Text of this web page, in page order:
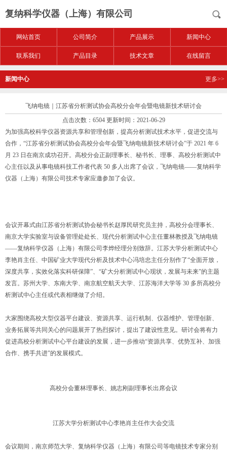
复纳科学仪器（上海）有限公司
网站首页 公司简介 产品展示 新闻中心
联系我们 产品目录 技术文章 在线留言
新闻中心 更多>>
飞纳电镜｜江苏省分析测试协会高校分会年会暨电镜新技术研讨会
点击次数：6504 更新时间：2021-06-29
为加强高校科学仪器资源共享和管理创新，提高分析测试技术水平，促进交流与
合作，“江苏省分析测试协会高校分会年会暨飞纳电镜新技术研讨会”于 2021 年 6
月 23 日在南京成功召开。高校分会正副理事长、秘书长、理事、高校分析测试中
心主任以及从事电镜科技工作者代表 50 多人出席了会议，飞纳电镜——复纳科学
仪器（上海）有限公司技术专家应邀参加了会议。
会议开幕式由江苏省分析测试协会秘书长赵厚民研究员主持，高校分会理事长、
南京大学实验室与设备管理处处长、现代分析测试中心主任董林教授及飞纳电镜
——复纳科学仪器（上海）有限公司李烨经理分别致辞。江苏大学分析测试中心
李艳肖主任、中国矿业大学现代分析及技术中心冯培忠主任分别作了“全面开放，
深度共享，实效化落实科研保障”、“矿大分析测试中心现状，发展与未来”的主题
发言。苏州大学、东南大学、南京航空航天大学、江苏海洋大学等 30 多所高校分
析测试中心主任或代表相继做了介绍。
大家围绕高校大型仪器平台建设、资源共享、运行机制、仪器维护、管理创新、
业务拓展等共同关心的问题展开了热烈探讨，提出了建设性意见。研讨会将有力
促进高校分析测试中心平台建设的发展，进一步推动“资源共享、优势互补、加强
合作、携手共进”的发展模式。
高校分会董林理事长、姚志刚副理事长出席会议
江苏大学分析测试中心李艳肖主任作大会交流
会议期间，南京师范大学、复纳科学仪器（上海）有限公司等电镜技术专家分别